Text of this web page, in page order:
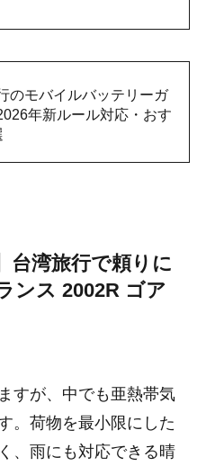
のモバイルバッテリーガ
年新ルール対応・おす
台湾旅行で頼りに
ンス 2002R ゴア
すが、中でも亜熱帯気
。荷物を最小限にした
、雨にも対応できる晴